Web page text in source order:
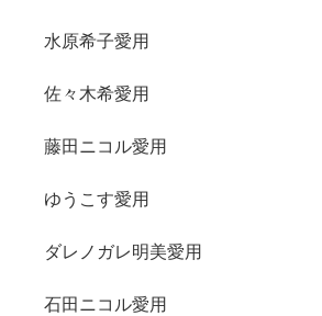
水原希子愛用
佐々木希愛用
藤田ニコル愛用
ゆうこす愛用
ダレノガレ明美愛用
石田ニコル愛用